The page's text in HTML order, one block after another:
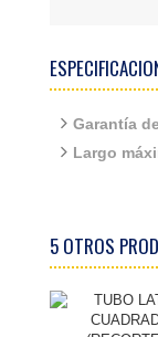
Garantía
Largo
5 OTROS